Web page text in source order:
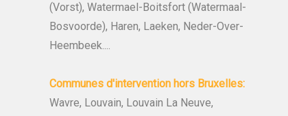
(Vorst), Watermael-Boitsfort (Watermaal-
Bosvoorde), Haren, Laeken, Neder-Over-
Heembeek....
Communes d'intervention hors Bruxelles:
Wavre, Louvain, Louvain La Neuve,